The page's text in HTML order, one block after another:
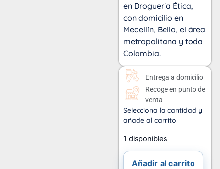
en Droguería Ética,
con domicilio en
Medellín, Bello, el área
metropolitana y toda
Colombia.
Entrega a domicilio
Recoge en punto de
venta
Selecciona la cantidad y
añade al carrito
1 disponibles
Añadir al carrito